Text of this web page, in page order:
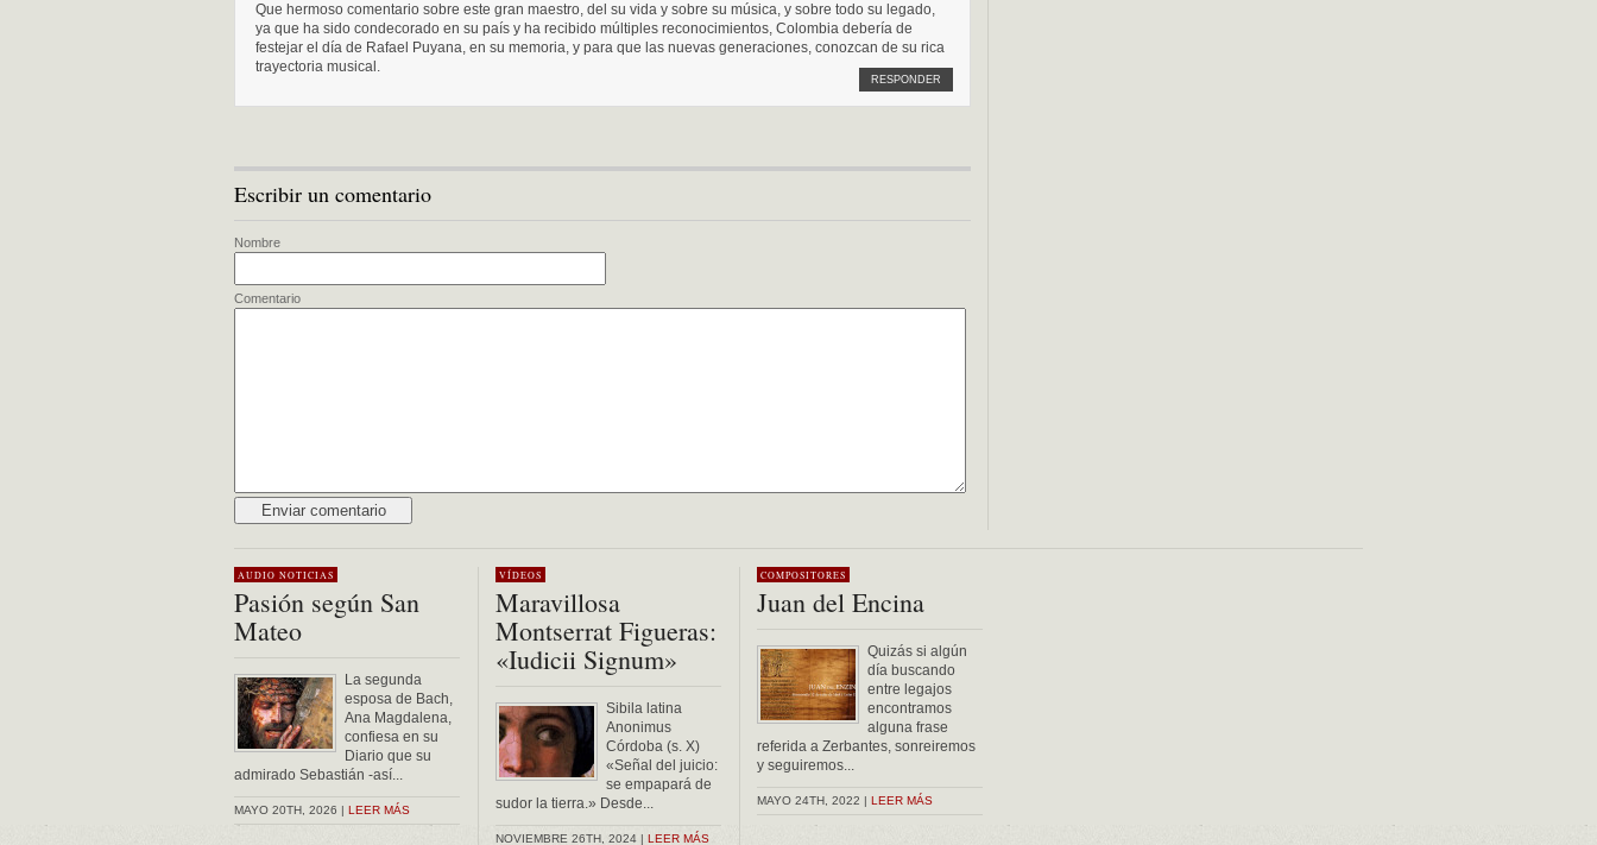
Que hermoso comentario sobre este gran maestro, del su vida y sobre su música, y sobre todo su legado,
ya que ha sido condecorado en su país y ha recibido múltiples reconocimientos, Colombia debería de
festejar el día de Rafael Puyana, en su memoria, y para que las nuevas generaciones, conozcan de su rica
trayectoria musical.
RESPONDER
Escribir un comentario
Nombre
Comentario
AUDIO NOTICIAS
Pasión según San
Mateo
La segunda
esposa de Bach,
Ana Magdalena,
confiesa en su
Diario que su
admirado Sebastián -así...
MAYO 20TH, 2026 | LEER MÁS
VÍDEOS
Maravillosa
Montserrat Figueras:
«Iudicii Signum»
Sibila latina
Anonimus
Córdoba (s. X)
«Señal del juicio:
se empapará de
sudor la tierra.» Desde...
NOVIEMBRE 26TH, 2024 | LEER MÁS
COMPOSITORES
Juan del Encina
Quizás si algún
día buscando
entre legajos
encontramos
alguna frase
referida a Zerbantes, sonreiremos
y seguiremos...
MAYO 24TH, 2022 | LEER MÁS